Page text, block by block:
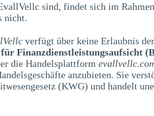
sind, findet sich im
nicht.
verfügt über keine Erlaubnis der
Finanzdienstleistungsaufsicht
die Handelsplattform
anzubieten. Sie
(KWG) und handelt